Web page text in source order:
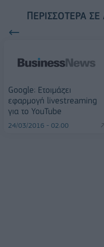
ΠΕΡΙΣΣΌΤΕΡΑ
Google: Ετοιμάζει
εφαρμογή livestreaming
για το YouTube
24/03/2016 - 02:00